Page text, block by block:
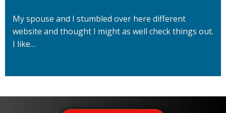
My spouse and I stumbled over here different
website and thought I might as well check things out.
I like…